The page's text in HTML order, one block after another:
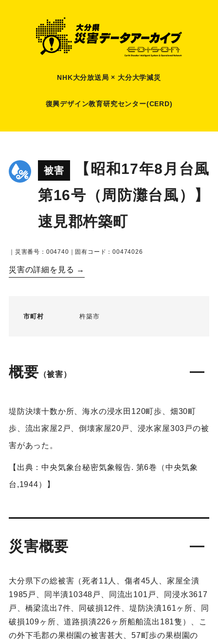
NHK大分放送局 × 大分大学減災
復興デザイン教育研究センター(CERD)
被害
【昭和17年8月台風
第16号（周防灘台風）】
速見郡杵築町
｜災害番号：004740｜固有コード：00474026
災害の詳細を見る →
市町村 杵築市
概要 （被害）
堤防決壊十数か所、海水の浸水田120町歩、畑30町
歩、流出家屋2戸、倒壊家屋20戸、浸水家屋303戸の被
害があった。
【出典：中央気象台秘密気象報告. 第6巻（中央気象
台,1944）】
災害概要
大分県下の総被害（死者11人、傷者45人、家屋全潰
1985戸、同半潰10348戸、同流出101戸、同浸水3617
戸、橋梁流出7件、同破損12件、堤防決潰161ヶ所、同
破損109ヶ所、道路損潰226ヶ所船舶流出181隻）、こ
の外下毛郡の果樹園の被害甚大、57町歩の果樹園の